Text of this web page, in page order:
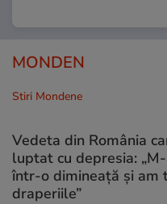
MONDEN
Stiri Mondene
Vedeta din România
luptat cu depresia:
într-o dimineață și am
draperiile”